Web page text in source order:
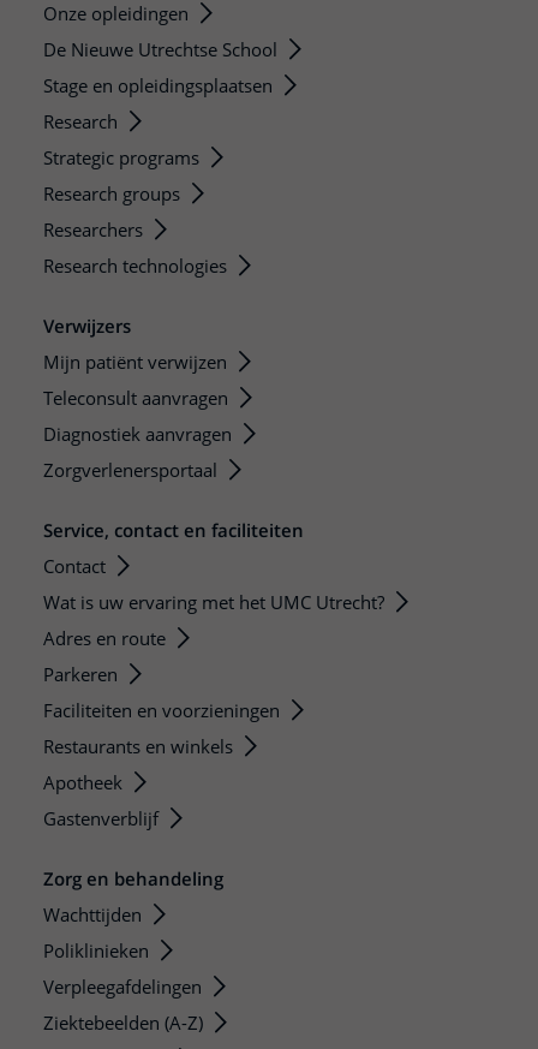
Onze opleidingen
De Nieuwe Utrechtse School
Stage en opleidingsplaatsen
Research
Strategic programs
Research groups
Researchers
Research technologies
Verwijzers
Mijn patiënt verwijzen
Teleconsult aanvragen
Diagnostiek aanvragen
Zorgverlenersportaal
Service, contact en faciliteiten
Contact
Wat is uw ervaring met het UMC Utrecht?
Adres en route
Parkeren
Faciliteiten en voorzieningen
Restaurants en winkels
Apotheek
Gastenverblijf
Zorg en behandeling
Wachttijden
Poliklinieken
Verpleegafdelingen
Ziektebeelden (A-Z)